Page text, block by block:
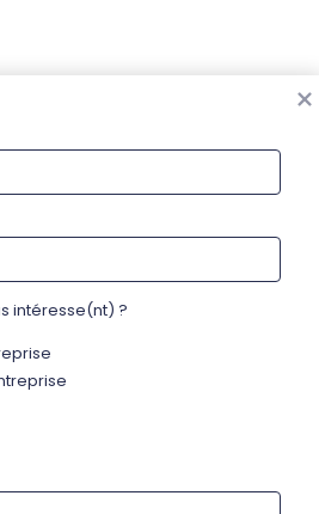
ci-dessus pour localiser
intéresse(nt) ?